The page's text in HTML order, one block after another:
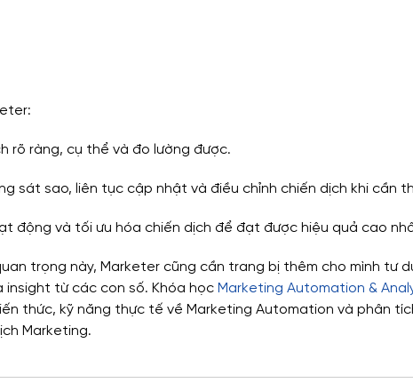
rõ ràng, cụ thể và đo lường được.
sát sao, liên tục cập nhật và điều chỉnh chiến dịch khi cần
động và tối ưu hóa chiến dịch để đạt được hiệu quả cao
trọng này, Marketer cũng cần trang bị thêm cho mình tư
từ các con số. Khóa học Marketing Automation &
thức, kỹ năng thực tế về Marketing Automation và phân
Marketing.